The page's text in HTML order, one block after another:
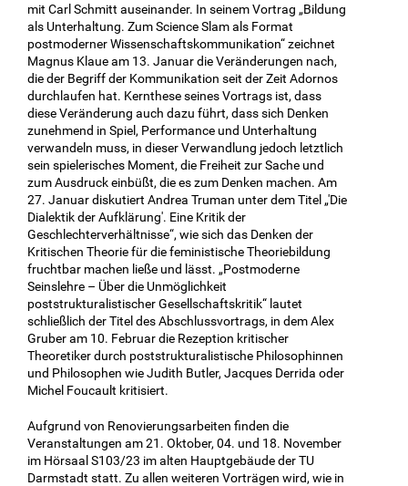
mit Carl Schmitt auseinander. In seinem Vortrag „Bildung
als Unterhaltung. Zum Science Slam als Format
postmoderner Wissenschaftskommunikation“ zeichnet
Magnus Klaue am 13. Januar die Veränderungen nach,
die der Begriff der Kommunikation seit der Zeit Adornos
durchlaufen hat. Kernthese seines Vortrags ist, dass
diese Veränderung auch dazu führt, dass sich Denken
zunehmend in Spiel, Performance und Unterhaltung
verwandeln muss, in dieser Verwandlung jedoch letztlich
sein spielerisches Moment, die Freiheit zur Sache und
zum Ausdruck einbüßt, die es zum Denken machen. Am
27. Januar diskutiert Andrea Truman unter dem Titel „'Die
Dialektik der Aufklärung'. Eine Kritik der
Geschlechterverhältnisse“, wie sich das Denken der
Kritischen Theorie für die feministische Theoriebildung
fruchtbar machen ließe und lässt. „Postmoderne
Seinslehre – Über die Unmöglichkeit
poststrukturalistischer Gesellschaftskritik“ lautet
schließlich der Titel des Abschlussvortrags, in dem Alex
Gruber am 10. Februar die Rezeption kritischer
Theoretiker durch poststrukturalistische Philosophinnen
und Philosophen wie Judith Butler, Jacques Derrida oder
Michel Foucault kritisiert.
Aufgrund von Renovierungsarbeiten finden die
Veranstaltungen am 21. Oktober, 04. und 18. November
im Hörsaal S103/23 im alten Hauptgebäude der TU
Darmstadt statt. Zu allen weiteren Vorträgen wird, wie in